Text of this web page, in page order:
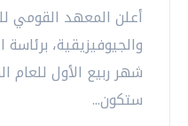
أعلن المعهد القومي
والجيوفيزيقية،
ستكون...